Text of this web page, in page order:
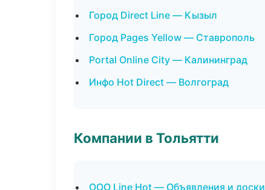
Город Direct Line — Кызыл
Город Pages Yellow — Ставрополь
Portal Online City — Калининград
Инфо Hot Direct — Волгоград
Компании в Тольятти
ООО Line Hot — Объявления и доски